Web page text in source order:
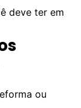
deve ter em
ou